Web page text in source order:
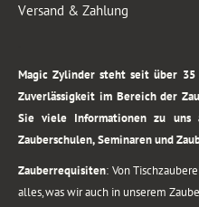
Versand & Zahlung
Magic Zylinder steht seit über
Zuverlässigkeit im Bereich der
Sie viele Informationen zu uns
Zauberschulen, Seminaren und
Zauberrequisiten: Von
alles, was wir auch in unserem